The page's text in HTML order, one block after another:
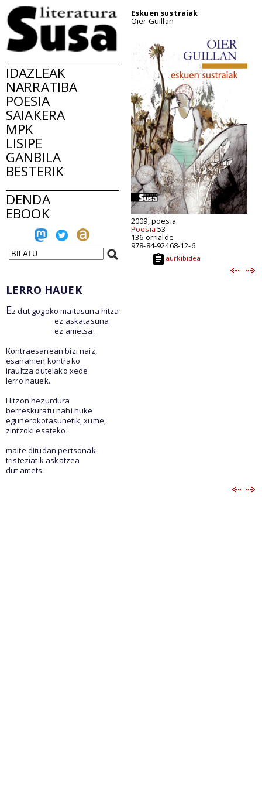
IDAZLEAK
NARRATIBA
POESIA
SAIAKERA
MPK
LISIPE
GANBILA
BESTERIK
DENDA
EBOOK
Eskuen sustraiak
Oier Guillan
2009, poesia
Poesia 53
136 orrialde
978-84-92468-12-6
aurkibidea
LERRO HAUEK
Ez dut gogoko maitasuna hitza
ez askatasuna
ez ametsa.
Kontraesanean bizi naiz,
esanahien kontrako
iraultza dutelako xede
lerro hauek.
Hitzon hezurdura
berreskuratu nahi nuke
egunerokotasunetik, xume,
zintzoki esateko:
maite ditudan pertsonak
tristeziatik askatzea
dut amets.